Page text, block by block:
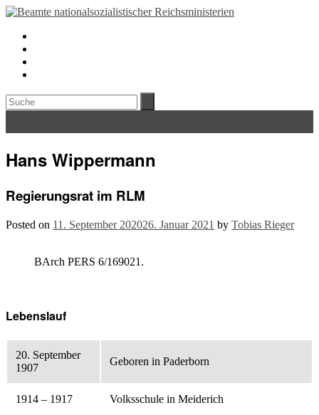
Hans Wippermann
Regierungsrat im RLM
Posted on 11. September 202026. Januar 2021 by Tobias Rieger
BArch PERS 6/169021.
Lebenslauf
20. September
1907
Geboren in Paderborn
1914 – 1917 Volksschule in Meiderich